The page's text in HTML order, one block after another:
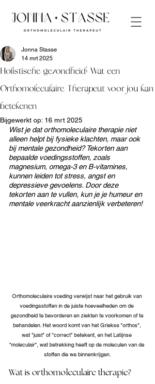
Holistische gezondheid: Wat een
Orthomoleculaire Therapeut voor jou kan
betekenen
Jonna Stasse
14 mrt 2025
Bijgewerkt op: 16 mrt 2025
Wist je dat orthomoleculaire therapie niet
alleen helpt bij fysieke klachten, maar ook
bij mentale gezondheid? Tekorten aan
bepaalde voedingsstoffen, zoals
magnesium, omega-3 en B-vitamines,
kunnen leiden tot stress, angst en
depressieve gevoelens. Door deze
tekorten aan te vullen, kun je je humeur en
mentale veerkracht aanzienlijk verbeteren!
Orthomoleculaire voeding verwijst naar het gebruik van
voedingsstoffen in de juiste hoeveelheden om de
gezondheid te bevorderen en ziekten te voorkomen of te
behandelen. Het woord komt van het Griekse "orthos",
wat "juist" of "correct" betekent, en het Latijnse
"moleculair", wat betrekking heeft op de moleculen van de
stoffen die we binnenkrijgen.
Wat is orthomoleculaire therapie?